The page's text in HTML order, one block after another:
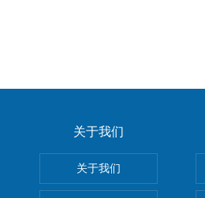
关于我们
关于我们